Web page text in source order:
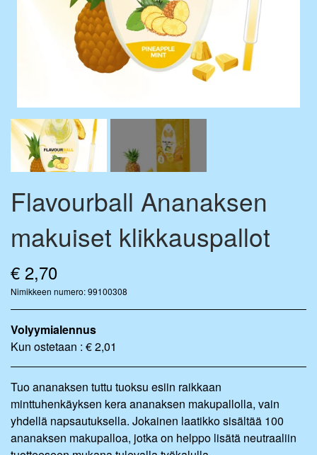
FLAVOURDROP AROMIPISARAT
BASE VÆSKE
FLAVOURBALL-TARVIKKEET
MIX-PULLOT
MERCHANDISE
Flavourball Ananaksen
makuiset klikkauspallot
€ 2,70
Nimikkeen numero: 99100308
Volyymialennus
Kun ostetaan : € 2,01
Tuo ananaksen tuttu tuoksu esiin raikkaan
minttuhenkäyksen kera ananaksen makupallolla, vain
yhdellä napsautuksella. Jokainen laatikko sisältää 100
ananaksen makupalloa, jotka on helppo lisätä neutraaliin